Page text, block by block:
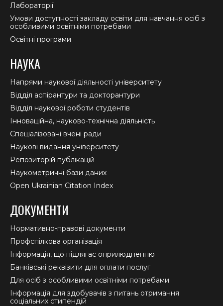
Лабораторії
Умови доступності закладу освіти для навчання осіб з
особливими освітніми потребами
Освітні програми
НАУКА
Напрями наукової діяльності університету
Відділ аспірантури та докторантури
Відділ наукової роботи студентів
Інноваційна, науково-технічна діяльність
Спеціалізовані вчені ради
Наукові видання університету
Репозиторій публікацій
Наукометричні бази даних
Open Ukrainian Citation Index
ДОКУМЕНТИ
Нормативно-правові документи
Профспілкова організація
Інформація, що підлягає оприлюдненню
Банківські реквізити для оплати послуг
Для осіб з особливими освітніми потребами
Інформація для здобувачів з питань отримання
соціальних стипендій